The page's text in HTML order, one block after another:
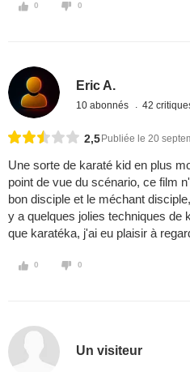
0 0
Eric A.
10 abonnés 42
2,5 Publiée le 20
Une sorte de karaté kid en plus
point de vue du scénario, ce film
bon disciple et le méchant
y a quelques jolies techniques de
que karatéka, j'ai eu plaisir à
0 0
Un visiteur